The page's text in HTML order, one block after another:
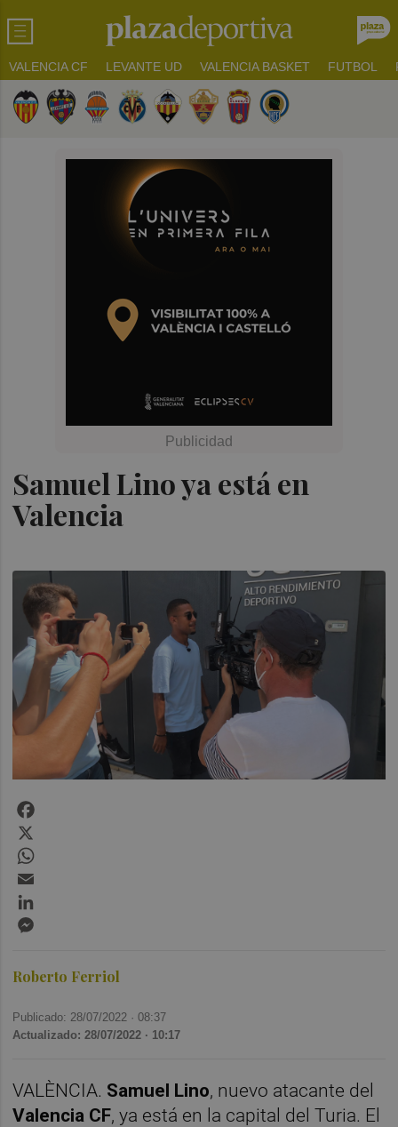
VALENCIA CF LEVANTE UD VALENCIA BASKET FUTBOL
Samuel Lino ya está en
Valencia
Roberto Ferriol
Publicado: 28/07/2022 ·08:37
Actualizado: 28/07/2022 · 10:17
VALÈNCIA. Samuel Lino, nuevo atacante del
Valencia CF, ya está en la capital del Turia. El